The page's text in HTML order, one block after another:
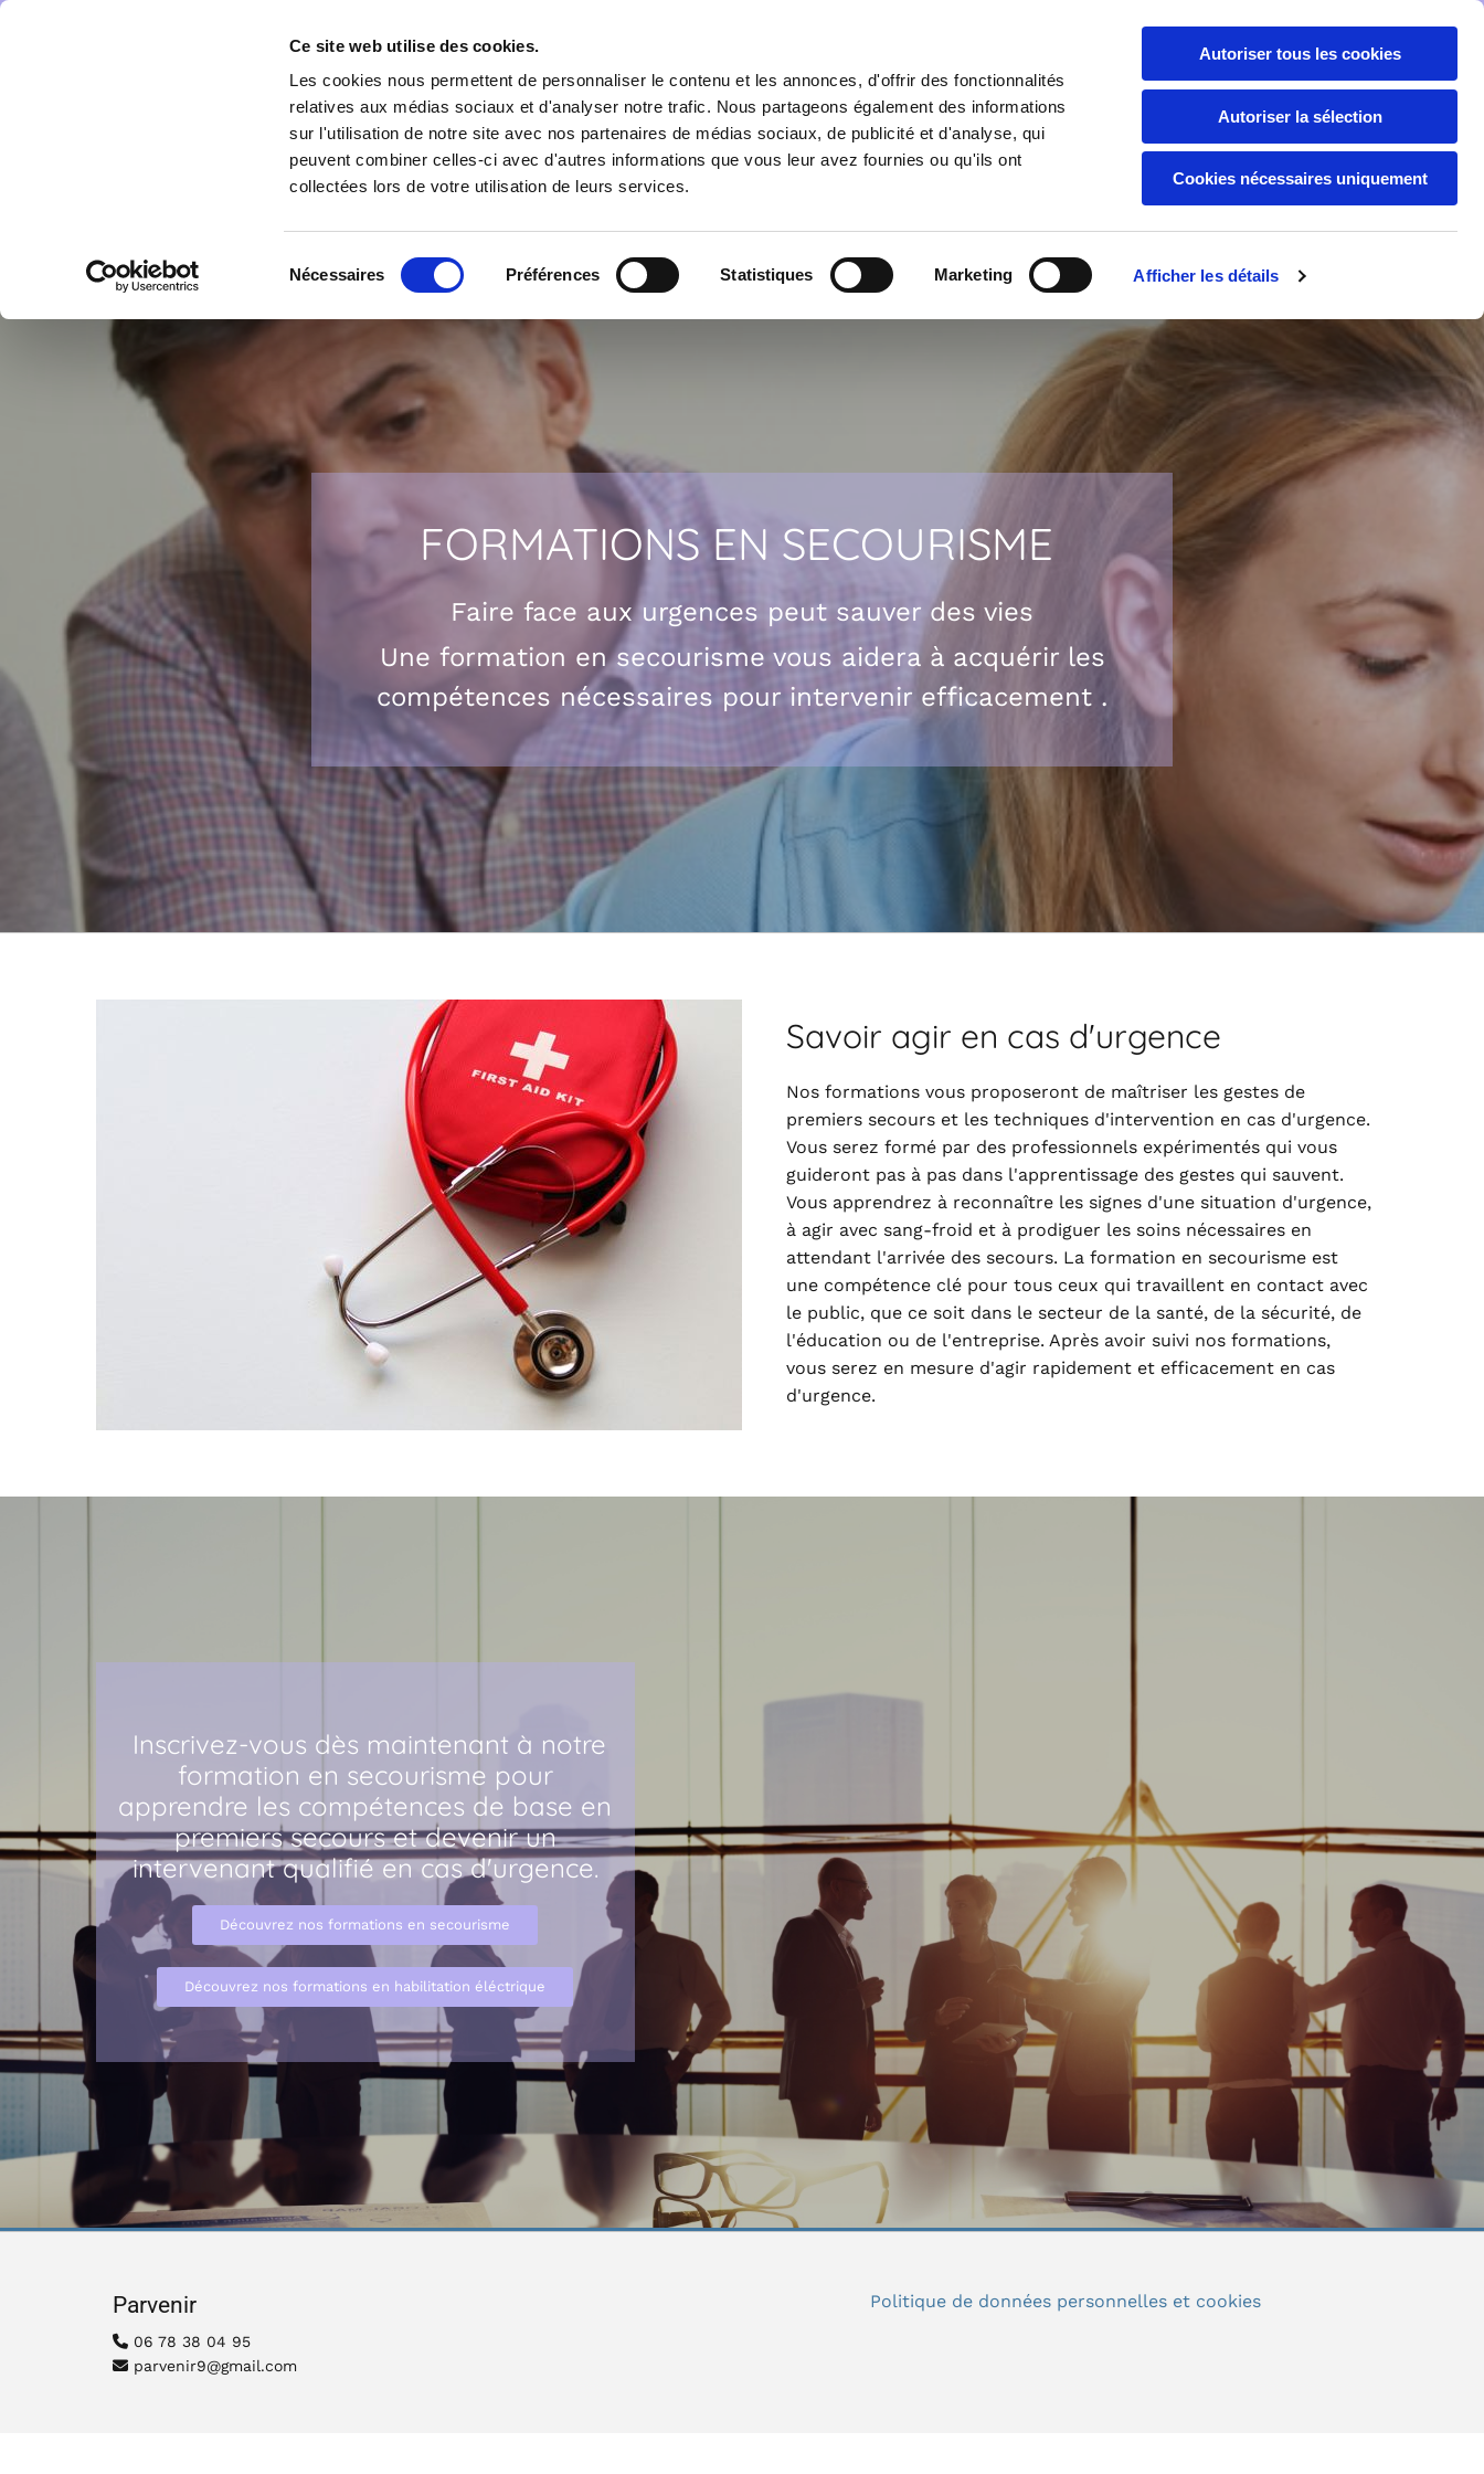
Ce site web utilise des cookies.
Les cookies nous permettent de personnaliser le contenu et les annonces, d'offrir des fonctionnalités
relatives aux médias sociaux et d'analyser notre trafic. Nous partageons également des informations
sur l'utilisation de notre site avec nos partenaires de médias sociaux, de publicité et d'analyse, qui
peuvent combiner celles-ci avec d'autres informations que vous leur avez fournies ou qu'ils ont
collectées lors de votre utilisation de leurs services.
du
Nécessaires Préférences Statistiques Marketing Afficher les détails
Autoriser tous les cookies
Autoriser la sélection
Cookies nécessaires uniquement
Parvenir
Améliorons vos performances !
Périgueux Bordeaux Lesparre
06 78 38 04 95
Notre catalogue
COMPÉTENCES TRANSVERSALES
COMPTABILITÉ ET GESTION
INFORMATIQUE/BUREAUTIQUE SECOURISME/HABILITATION ÉLECTRIQUE
QUALITÉ, SÉCURITÉ ET SANTÉ AU TRAVAIL
ANGLAIS
PAO / CAO CONTACT
FORMATIONS EN SECOURISME
Faire face aux urgences peut sauver des vies
Une formation en secourisme vous aidera à acquérir les
compétences nécessaires pour intervenir efficacement .
Savoir agir en cas d'urgence
Nos formations vous proposeront de maîtriser les gestes de
premiers secours et les techniques d'intervention en cas d'urgence.
Vous serez formé par des professionnels expérimentés qui vous
guideront pas à pas dans l'apprentissage des gestes qui sauvent.
Vous apprendrez à reconnaître les signes d'une situation d'urgence,
à agir avec sang-froid et à prodiguer les soins nécessaires en
attendant l'arrivée des secours. La formation en secourisme est
une compétence clé pour tous ceux qui travaillent en contact avec
le public, que ce soit dans le secteur de la santé, de la sécurité, de
l'éducation ou de l'entreprise. Après avoir suivi nos formations,
vous serez en mesure d'agir rapidement et efficacement en cas
d'urgence.
Inscrivez-vous dès maintenant à notre
formation en secourisme pour
apprendre les compétences de base en
premiers secours et devenir un
intervenant qualifié en cas d'urgence.
Découvrez nos formations en secourisme
Découvrez nos formations en habilitation éléctrique
Parvenir
 06 78 38 04 95
 parvenir9@gmail.com
Politiquede données personnelles et cookies